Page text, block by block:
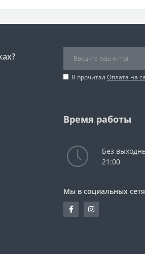
Я прочитал Оплата на
Время работы
Без
21:00
Мы в социальных